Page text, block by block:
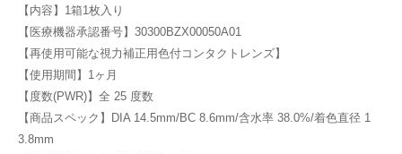
【内容】1箱1枚入り
【医療機器承認番号】30300BZX00050A01
【再使用可能な視力補正用色付コンタクトレンズ】
【使用期間】1ヶ月
【度数(PWR)】全 25 度数
【商品スペック】DIA 14.5mm/BC 8.6mm/含水率 38.0%/着色直径 1
3.8mm